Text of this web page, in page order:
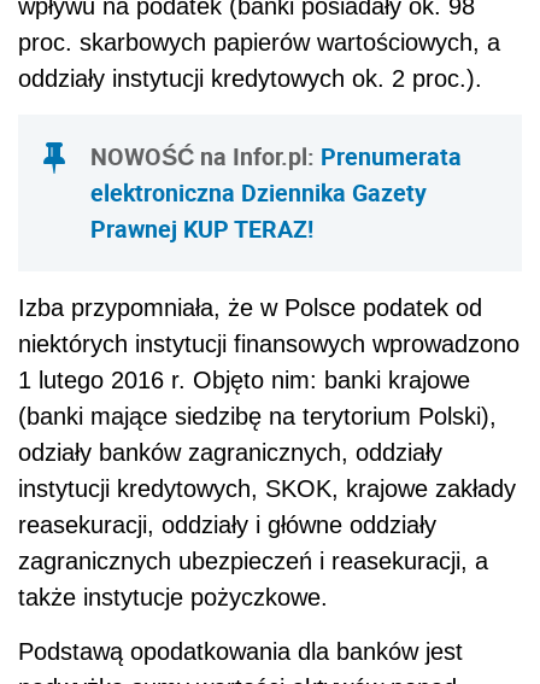
wpływu na podatek (banki posiadały ok. 98
proc. skarbowych papierów wartościowych, a
oddziały instytucji kredytowych ok. 2 proc.).
NOWOŚĆ na Infor.pl: Prenumerata
elektroniczna Dziennika Gazety
Prawnej KUP TERAZ!
Izba przypomniała, że w Polsce podatek od
niektórych instytucji finansowych wprowadzono
1 lutego 2016 r. Objęto nim: banki krajowe
(banki mające siedzibę na terytorium Polski),
odziały banków zagranicznych, oddziały
instytucji kredytowych, SKOK, krajowe zakłady
reasekuracji, oddziały i główne oddziały
zagranicznych ubezpieczeń i reasekuracji, a
także instytucje pożyczkowe.
Podstawą opodatkowania dla banków jest